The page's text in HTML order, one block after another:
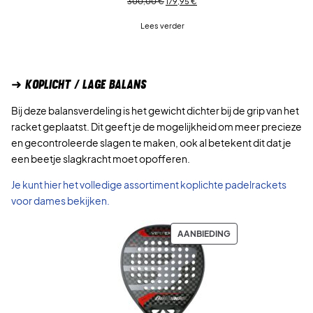
Lees verder
➜ KOPLICHT / LAGE BALANS
Bij deze balansverdeling is het gewicht dichter bij de grip van het
racket geplaatst. Dit geeft je de mogelijkheid om meer precieze
en gecontroleerde slagen te maken, ook al betekent dit dat je
een beetje slagkracht moet opofferen.
Je kunt hier het volledige assortiment koplichte padelrackets
voor dames bekijken.
AANBIEDINGPRODUCT